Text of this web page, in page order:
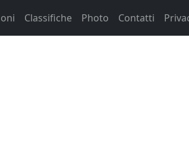
Classifiche Photo Contatti